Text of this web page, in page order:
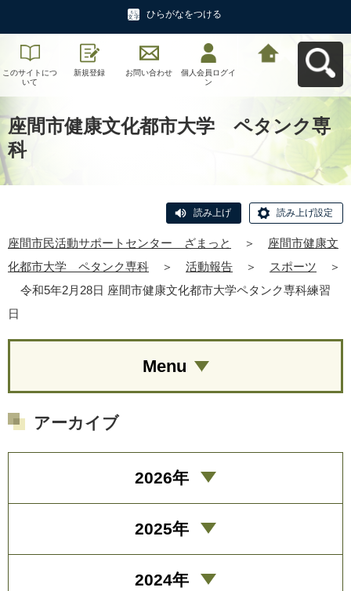
ひらがなをつける
このサイトにつ
いて
新規登録 お問い合わせ
個人会員ログイ
ン
座間市健康文化都市大学 ペタンク専
科
読み上げ 読み上げ設定
座間市民活動サポートセンター ざまっと ＞
座間市健康文
化都市大学 ペタンク専科
＞ 活動報告 ＞ スポーツ
＞
令和5年2月28日 座間市健康文化都市大学ペタンク専科練習
日
Menu
アーカイブ
2026年
2025年
2024年